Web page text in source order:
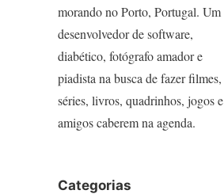
morando no Porto, Portugal. Um
desenvolvedor de software,
diabético, fotógrafo amador e
piadista na busca de fazer filmes,
séries, livros, quadrinhos, jogos e
amigos caberem na agenda.
Categorias